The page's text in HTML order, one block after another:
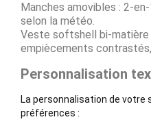
Manches amovibles : 2-
selon la météo.
Veste softshell bi-matière
empiècements
Personnalisation
La personnalisation de
préférences :